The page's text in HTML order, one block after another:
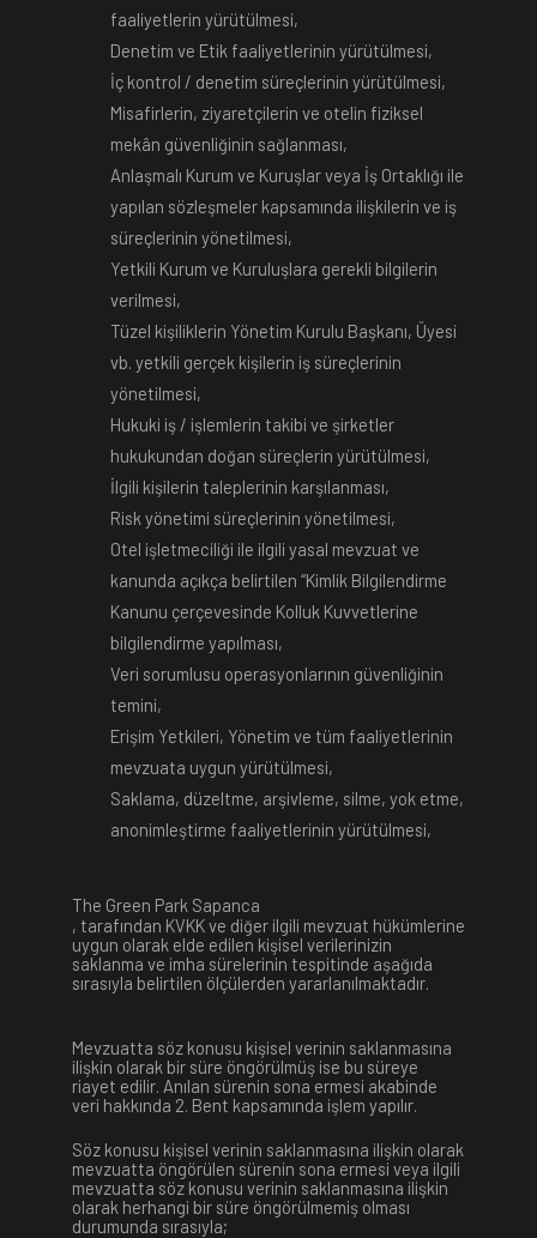
faaliyetlerin yürütülmesi,
Denetim ve Etik faaliyetlerinin yürütülmesi,
İç kontrol / denetim süreçlerinin yürütülmesi,
Misafirlerin, ziyaretçilerin ve otelin fiziksel
mekân güvenliğinin sağlanması,
Anlaşmalı Kurum ve Kuruşlar veya İş Ortaklığı ile
yapılan sözleşmeler kapsamında ilişkilerin ve iş
süreçlerinin yönetilmesi,
Yetkili Kurum ve Kuruluşlara gerekli bilgilerin
verilmesi,
Tüzel kişiliklerin Yönetim Kurulu Başkanı, Üyesi
vb. yetkili gerçek kişilerin iş süreçlerinin
yönetilmesi,
Hukuki iş / işlemlerin takibi ve şirketler
hukukundan doğan süreçlerin yürütülmesi,
İlgili kişilerin taleplerinin karşılanması,
Risk yönetimi süreçlerinin yönetilmesi,
Otel işletmeciliği ile ilgili yasal mevzuat ve
kanunda açıkça belirtilen “Kimlik Bilgilendirme
Kanunu çerçevesinde Kolluk Kuvvetlerine
bilgilendirme yapılması,
Veri sorumlusu operasyonlarının güvenliğinin
temini,
Erişim Yetkileri, Yönetim ve tüm faaliyetlerinin
mevzuata uygun yürütülmesi,
Saklama, düzeltme, arşivleme, silme, yok etme,
anonimleştirme faaliyetlerinin yürütülmesi,
The Green Park Sapanca
, tarafından KVKK ve diğer ilgili mevzuat hükümlerine
uygun olarak elde edilen kişisel verilerinizin
saklanma ve imha sürelerinin tespitinde aşağıda
sırasıyla belirtilen ölçülerden yararlanılmaktadır.
Mevzuatta söz konusu kişisel verinin saklanmasına
ilişkin olarak bir süre öngörülmüş ise bu süreye
riayet edilir. Anılan sürenin sona ermesi akabinde
veri hakkında 2. Bent kapsamında işlem yapılır.
Söz konusu kişisel verinin saklanmasına ilişkin olarak
mevzuatta öngörülen sürenin sona ermesi veya ilgili
mevzuatta söz konusu verinin saklanmasına ilişkin
olarak herhangi bir süre öngörülmemiş olması
durumunda sırasıyla;